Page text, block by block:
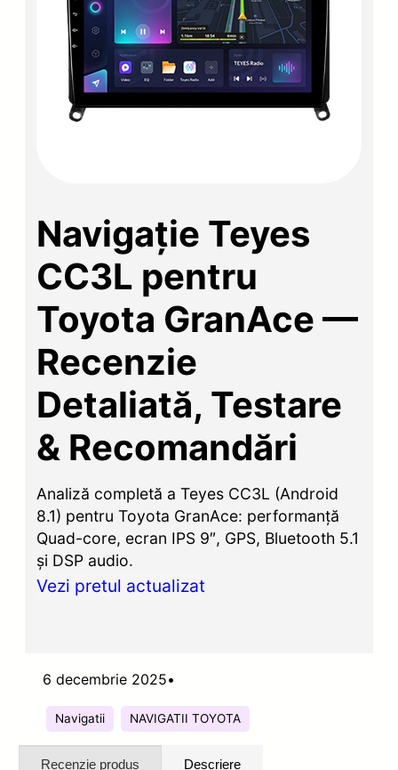
Navigație Teyes
CC3L pentru
Toyota GranAce —
Recenzie
Detaliată, Testare
& Recomandări
Analiză completă a Teyes CC3L (Android
8.1) pentru Toyota GranAce: performanță
Quad-core, ecran IPS 9″, GPS, Bluetooth 5.1
și DSP audio.
Vezi pretul actualizat
6 decembrie 2025•
Navigatii NAVIGATII TOYOTA
Recenzie produs Descriere